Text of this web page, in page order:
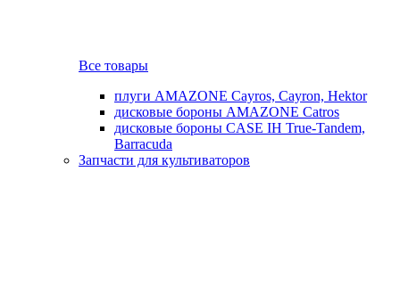
Все товары
плуги AMAZONE Cayros, Cayron, Hektor
дисковые бороны AMAZONE Catros
дисковые бороны CASE IH True-Tandem,
Barracuda
Запчасти для культиваторов